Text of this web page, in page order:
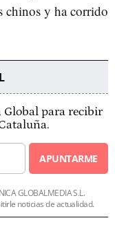
chinos y ha corrido
Global para recibir
APUNTARME
GLOBALMEDIA S.L.
noticias de actualidad.